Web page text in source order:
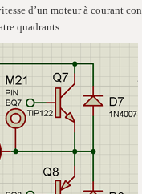
d’un moteur à courant
quadrants.